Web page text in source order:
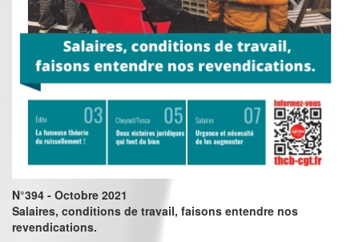
N°394 - Octobre 2021
Salaires, conditions de travail, faisons entendre nos
revendications.